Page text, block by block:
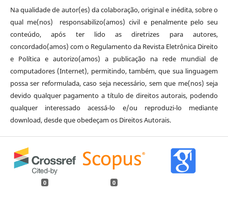
Na qualidade de autor(es) da colaboração, original e inédita, sobre o
qual me(nos) responsabilizo(amos) civil e penalmente pelo seu
conteúdo, após ter lido as diretrizes para autores,
concordado(amos) com o Regulamento da Revista Eletrônica Direito
e Política e autorizo(amos) a publicação na rede mundial de
computadores (Internet), permitindo, também, que sua linguagem
possa ser reformulada, caso seja necessário, sem que me(nos) seja
devido qualquer pagamento a título de direitos autorais, podendo
qualquer interessado acessá-lo e/ou reproduzi-lo mediante
download, desde que obedeçam os Direitos Autorais.
0 0